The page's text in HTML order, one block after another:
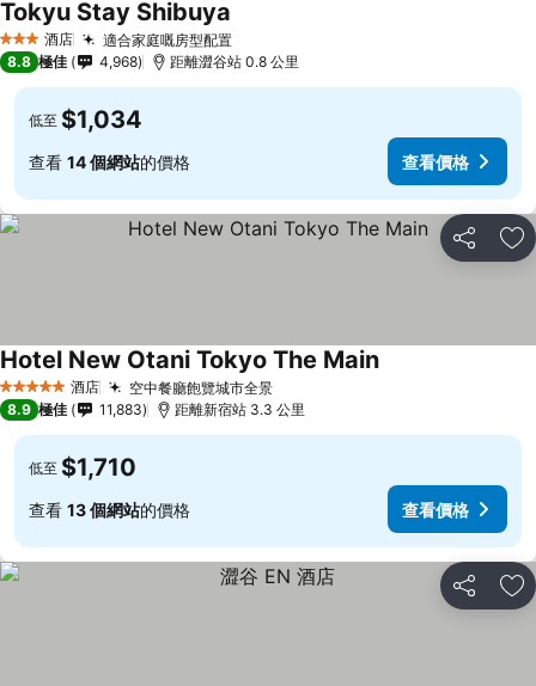
3 星級 酒店 適合家庭嘅房型配置
Tokyu Stay Shibuya
8.8 極佳 4,968 距離澀谷站 0.8 公里
低至 $1,034
查看 14 個網站的價格 查看價格
分享 放
5 星級 酒店 空中餐廳飽覽城市全景
Hotel New Otani Tokyo The Main
8.9 極佳 11,883 距離新宿站 3.3 公里
低至 $1,710
查看 13 個網站的價格 查看價格
分享 放